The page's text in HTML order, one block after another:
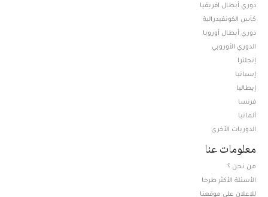
دوري أبطال افريقيا
كأس الكونفيدرالية
دوري أبطال أوروبا
الدوري الأوروبي
إنجلترا
إسبانيا
إيطاليا
فرنسا
ألمانيا
الدوريات الأخرى
معلومات عنا
من نحن ؟
الأسئلة الأكثر طرحا
للإعلان على موقعنا